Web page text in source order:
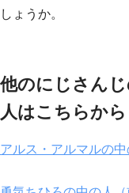
しょうか。
他のにじさん
人はこちらから
アルス・アルマルの